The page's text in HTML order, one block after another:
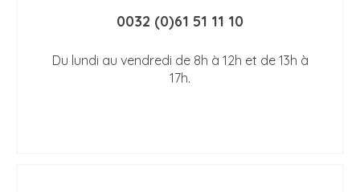
0032 (0)61 51 11 10
Du lundi au vendredi de 8h à 12h et de 13h à
17h.